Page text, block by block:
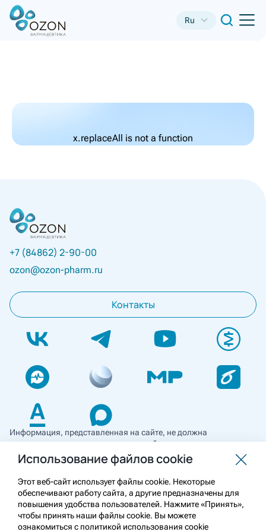
Ru
x.replaceAll is not a function
+7 (84862) 2-90-00
ozon@ozon-pharm.ru
Контакты
Информация, представленная на сайте, не должна
использоваться для самостоятельной диагностики и лечения
и не может служить заменой очной консультации врача. Перед
применением необходимо ознакомиться
с противопоказаниями препарата. Информация
о лекарственных средствах рецептурного отпуска
предназначена для медицинских и фармацевтических
работников.
Использование файлов cookie
Этот веб-сайт использует файлы cookie. Некоторые
обеспечивают работу сайта, а другие предназначены для
повышения удобства пользователей. Нажмите «Принять»,
чтобы принять наши файлы cookie. Вы можете
ознакомиться с политикой использования cookie